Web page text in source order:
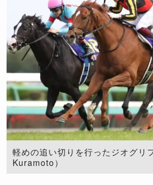
軽めの追い切りを行ったジオグ
Kuramoto）